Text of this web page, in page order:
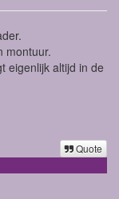
montuur.
eigenlijk altijd in de
Quote